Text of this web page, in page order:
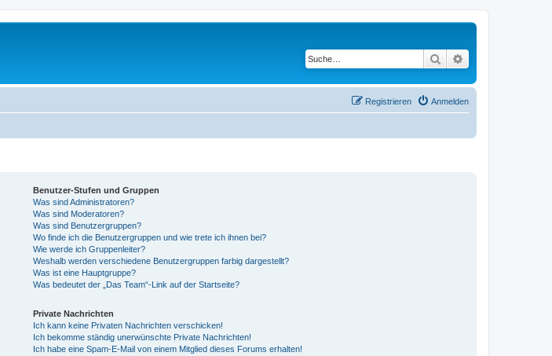
Suche
Anmelden
Registrieren
Benutzer-Stufen und Gruppen
Was sind Administratoren?
Was sind Moderatoren?
Was sind Benutzergruppen?
Wo finde ich die Benutzergruppen und wie trete ich ihnen bei?
Wie werde ich Gruppenleiter?
Weshalb werden verschiedene Benutzergruppen farbig dargestellt?
Was ist eine Hauptgruppe?
Was bedeutet der „Das Team“-Link auf der Startseite?
Private Nachrichten
Ich kann keine Privaten Nachrichten verschicken!
Ich bekomme ständig unerwünschte Private Nachrichten!
Ich habe eine Spam-E-Mail von einem Mitglied dieses Forums erhalten!